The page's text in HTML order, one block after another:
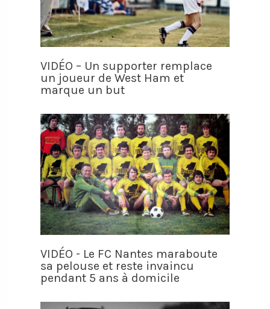
VIDÉO – Un supporter remplace
un joueur de West Ham et
marque un but
VIDÉO - Le FC Nantes maraboute
sa pelouse et reste invaincu
pendant 5 ans à domicile